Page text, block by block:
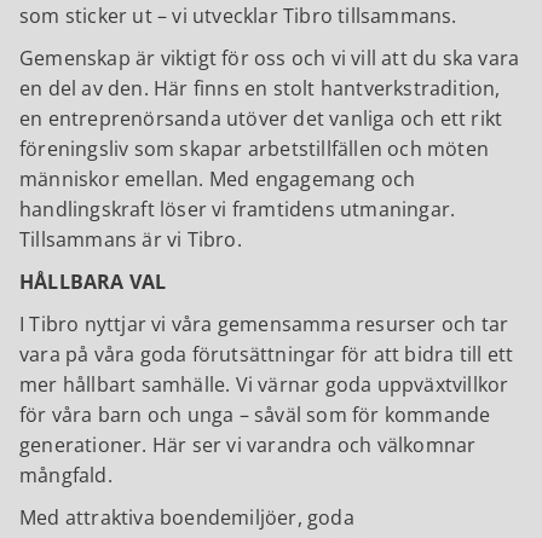
som sticker ut – vi utvecklar Tibro tillsammans.
Gemenskap är viktigt för oss och vi vill att du ska vara
en del av den. Här finns en stolt hantverkstradition,
en entreprenörsanda utöver det vanliga och ett rikt
föreningsliv som skapar arbetstillfällen och möten
människor emellan. Med engagemang och
handlingskraft löser vi framtidens utmaningar.
Tillsammans är vi Tibro.
HÅLLBARA VAL
I Tibro nyttjar vi våra gemensamma resurser och tar
vara på våra goda förutsättningar för att bidra till ett
mer hållbart samhälle. Vi värnar goda uppväxtvillkor
för våra barn och unga – såväl som för kommande
generationer. Här ser vi varandra och välkomnar
mångfald.
Med attraktiva boendemiljöer, goda